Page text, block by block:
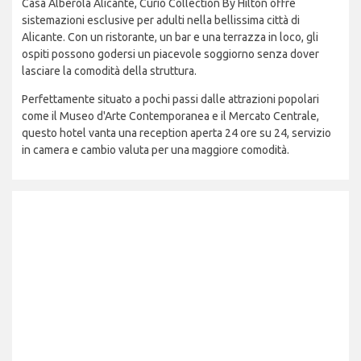
Casa Alberola Alicante, Curio Collection By Hilton offre
sistemazioni esclusive per adulti nella bellissima città di
Alicante. Con un ristorante, un bar e una terrazza in loco, gli
ospiti possono godersi un piacevole soggiorno senza dover
lasciare la comodità della struttura.
Perfettamente situato a pochi passi dalle attrazioni popolari
come il Museo d'Arte Contemporanea e il Mercato Centrale,
questo hotel vanta una reception aperta 24 ore su 24, servizio
in camera e cambio valuta per una maggiore comodità.